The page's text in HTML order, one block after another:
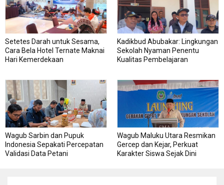
Setetes Darah untuk Sesama,
Cara Bela Hotel Ternate Maknai
Hari Kemerdekaan
Kadikbud Abubakar: Lingkungan
Sekolah Nyaman Penentu
Kualitas Pembelajaran
Wagub Sarbin dan Pupuk
Indonesia Sepakati Percepatan
Validasi Data Petani
Wagub Maluku Utara Resmikan
Gercep dan Kejar, Perkuat
Karakter Siswa Sejak Dini